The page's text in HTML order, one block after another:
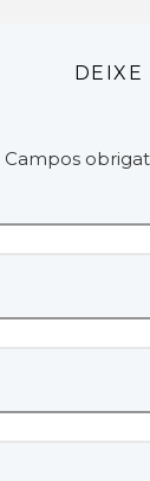
DEIXE
Campos